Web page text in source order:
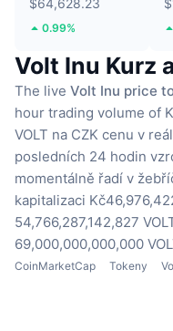
$64,628.23
0.99%
Volt Inu Kurz
The live Volt Inu price
hour trading volume of
VOLT na CZK cenu v
posledních 24 hodin
momentálně řadí v
kapitalizaci
54,766,287,142,827
69,000,000,000,000
CoinMarketCap Tokeny